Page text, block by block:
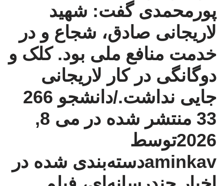
پورمحمدی گفت: شهید
لاریجانی صادق، شجاع و در
خدمت منافع ملی بود. کلک و
دوگانگی در کار لاریجانی
جایی نداشت./دانشجو 266
33
منتشر شده در می 8,
2026توسط
aminkavدسته‌بندی شده در